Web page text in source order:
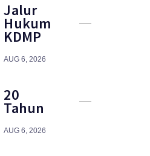
Jalur
Hukum
KDMP
AUG 6, 2026
20
Tahun
AUG 6, 2026